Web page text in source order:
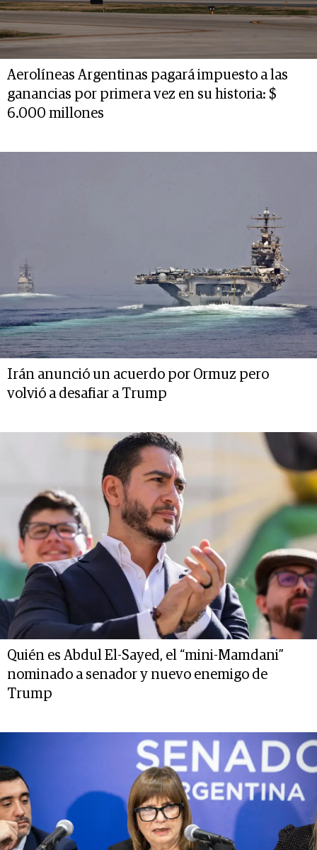
Aerolíneas Argentinas pagará impuesto a las
ganancias por primera vez en su historia: $
6.000 millones
Irán anunció un acuerdo por Ormuz pero
volvió a desafiar a Trump
Quién es Abdul El-Sayed, el “mini-Mamdani”
nominado a senador y nuevo enemigo de
Trump